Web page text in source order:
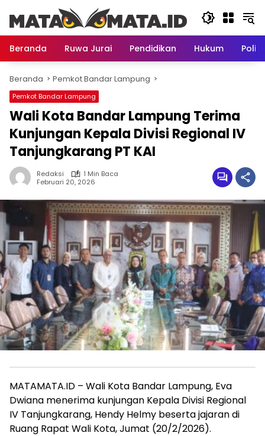
konten
Beranda
Ruwa Jurai Pendidikan Hukum
Beranda Pemkot Bandar Lampung
Pemkot Bandar Lampung
Wali Kota Bandar Lampung Terima
Kunjungan Kepala Divisi Regional IV
Tanjungkarang PT KAI
Redaksi
1 Min Baca
Februari 20, 2026
MATAMATA.ID – Wali Kota Bandar Lampung, Eva
Dwiana menerima kunjungan Kepala Divisi Regional
IV Tanjungkarang, Hendy Helmy beserta jajaran di
Ruang Rapat Wali Kota, Jumat (20/2/2026).